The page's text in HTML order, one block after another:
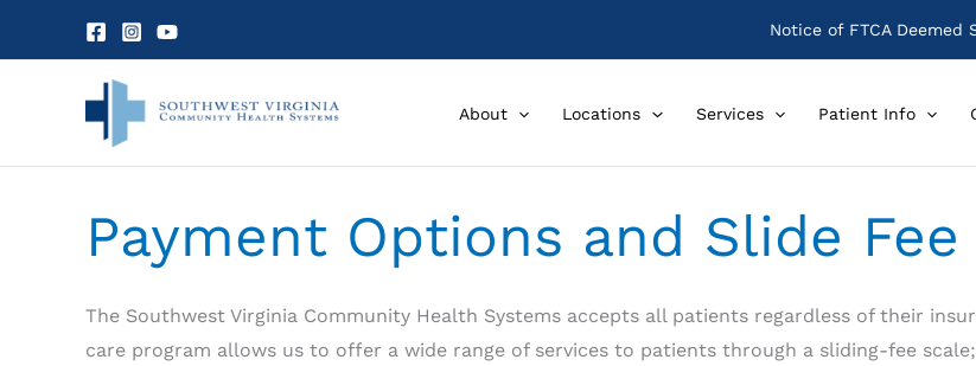
Notice of FTCA Deemed
About Locations Services Patient Info
Payment Options and Slide Fee
The Southwest Virginia Community Health Systems accepts all patients regardless of their
care program allows us to offer a wide range of services to patients through a sliding-fee